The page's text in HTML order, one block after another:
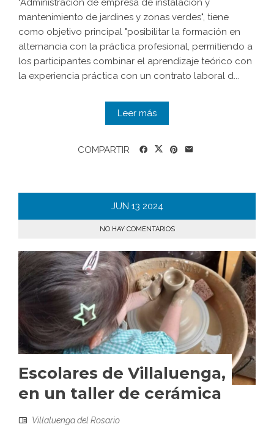
"Administración de empresa de instalación y
mantenimiento de jardines y zonas verdes", tiene
como objetivo principal "posibilitar la formación en
alternancia con la práctica profesional, permitiendo a
los participantes combinar el aprendizaje teórico con
la experiencia práctica con un contrato laboral d...
Leer más
COMPARTIR
JUN 13 2024
NO HAY COMENTARIOS
Escolares de Villaluenga,
en un taller de cerámica
Villaluenga del Rosario